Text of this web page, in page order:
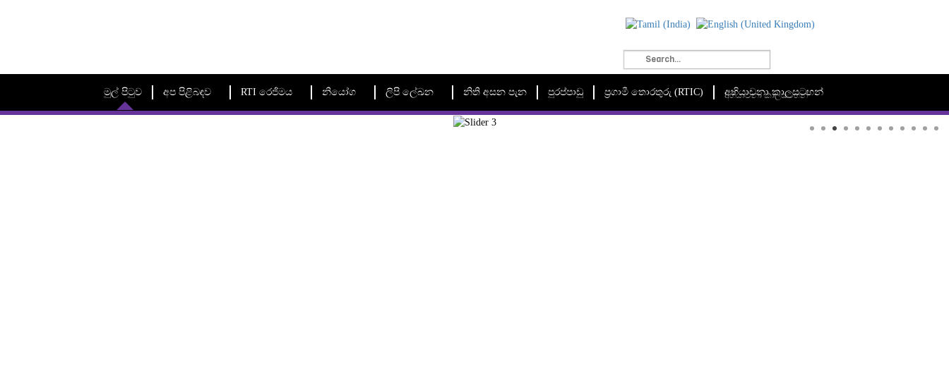
මුල් පිටුව අප පිළිබඳව RTI රෙජිමය නියෝග ලිපි ලේඛන නිති අසන පැන පුරප්පාඩු ප්‍රගාමී තොරතුරු (RTIC) අභියාචනා කාලසටහන්
අභියාචනා කාලසටහන්